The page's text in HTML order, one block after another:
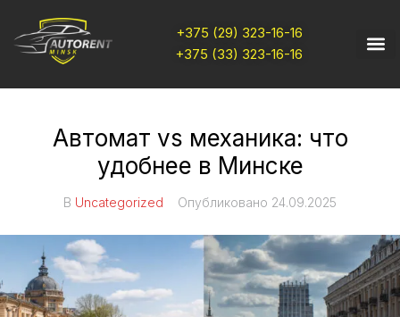
+375 (29) 323-16-16
+375 (33) 323-16-16
Автомат vs механика: что
удобнее в Минске
В Uncategorized Опубликовано 24.09.2025